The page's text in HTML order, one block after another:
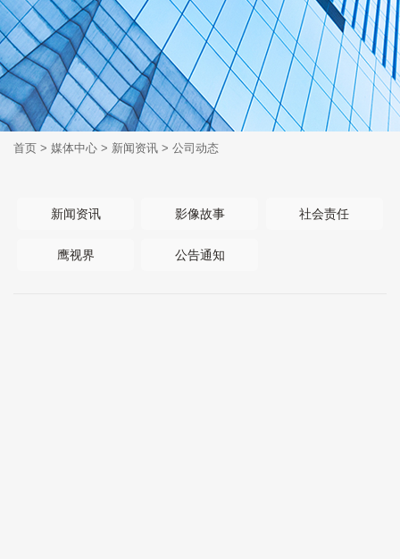
首页 > 媒体中心 > 新闻资讯 > 公司动态
新闻资讯 影像故事 社会责任
鹰视界 公告通知